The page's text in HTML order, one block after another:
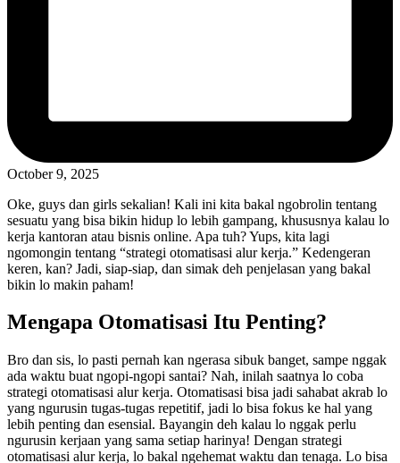
October 9, 2025
Oke, guys dan girls sekalian! Kali ini kita bakal ngobrolin tentang
sesuatu yang bisa bikin hidup lo lebih gampang, khususnya kalau lo
kerja kantoran atau bisnis online. Apa tuh? Yups, kita lagi
ngomongin tentang “strategi otomatisasi alur kerja.” Kedengeran
keren, kan? Jadi, siap-siap, dan simak deh penjelasan yang bakal
bikin lo makin paham!
Mengapa Otomatisasi Itu Penting?
Bro dan sis, lo pasti pernah kan ngerasa sibuk banget, sampe nggak
ada waktu buat ngopi-ngopi santai? Nah, inilah saatnya lo coba
strategi otomatisasi alur kerja. Otomatisasi bisa jadi sahabat akrab lo
yang ngurusin tugas-tugas repetitif, jadi lo bisa fokus ke hal yang
lebih penting dan esensial. Bayangin deh kalau lo nggak perlu
ngurusin kerjaan yang sama setiap harinya! Dengan strategi
otomatisasi alur kerja, lo bakal ngehemat waktu dan tenaga. Lo bisa